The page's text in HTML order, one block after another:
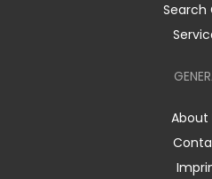
Search
About